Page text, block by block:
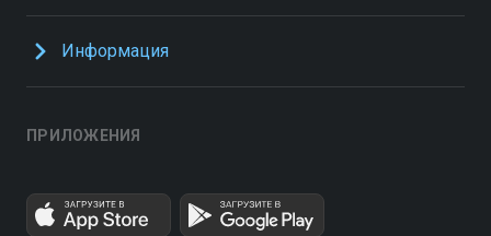
Информация
ПРИЛОЖЕНИЯ